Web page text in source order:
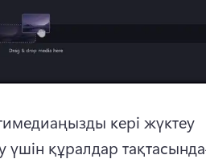
кері жүктеу
құралдар